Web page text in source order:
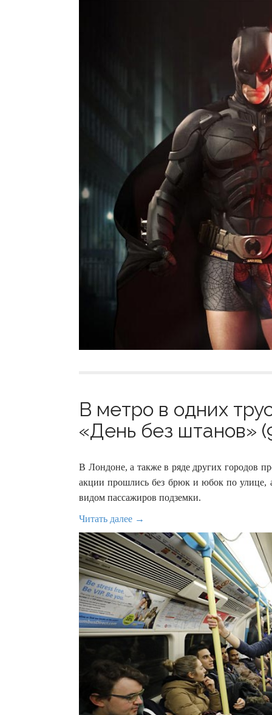
В метро в одних
«День без штанов»
В Лондоне, а также в ряде других городов
акции прошлись без брюк и юбок по улице,
видом пассажиров подземки.
Читать далее →